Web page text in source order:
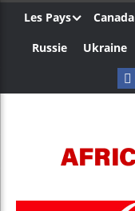
Les Pays Canada
Russie
Ukraine